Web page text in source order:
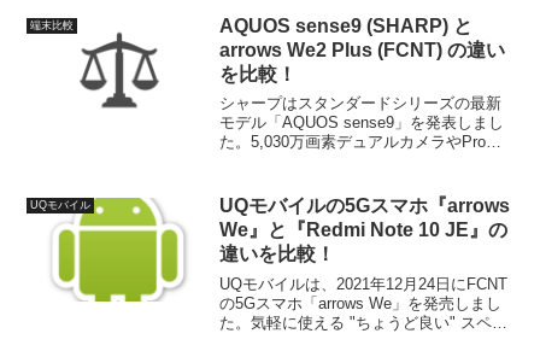
とではどのように違うのか比較し...
端末比較
AQUOS sense9 (SHARP) と
arrows We2 Plus (FCNT) の違い
を比較！
シャープはスタンダードシリーズの最新
モデル「AQUOS sense9」を発表しまし
た。5,030万画素デュアルカメラやPro
5,000mAhの大容...
UQモバイル
UQモバイルの5Gスマホ『arrows
We』と『Redmi Note 10 JE』の
違いを比較！
UQモバイルは、2021年12月24日にFCNT
の5Gスマホ「arrows We」を発売しまし
た。気軽に使える "ちょうど良い" スペッ